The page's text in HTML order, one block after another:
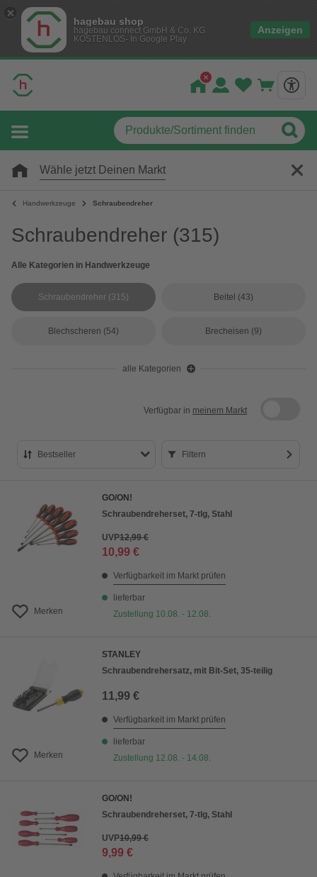
hagebau shop
hagebau connect GmbH & Co. KG
KOSTENLOS- In Google Play
Anzeigen
Wähle jetzt Deinen Markt
Handwerkzeuge Schraubendreher
Schraubendreher (315)
Alle Kategorien in Handwerkzeuge
Schraubendreher (315) Beitel (43)
Blechscheren (54) Brecheisen (9)
alle Kategorien
Verfügbar in meinem Markt
Bestseller
Preis aufsteigend
Preis absteigend
Filtern
Merken
GO/ON!
Schraubendreherset, 7-tlg, Stahl
UVP12,99 €
10,99 €
Verfügbarkeit im Markt prüfen
lieferbar
Zustellung 10.08. - 12.08.
Merken
STANLEY
Schraubendrehersatz, mit Bit-Set, 35-teilig
11,99 €
Verfügbarkeit im Markt prüfen
lieferbar
Zustellung 12.08. - 14.08.
GO/ON!
Schraubendreherset, 7-tlg, Stahl
UVP10,99 €
9,99 €